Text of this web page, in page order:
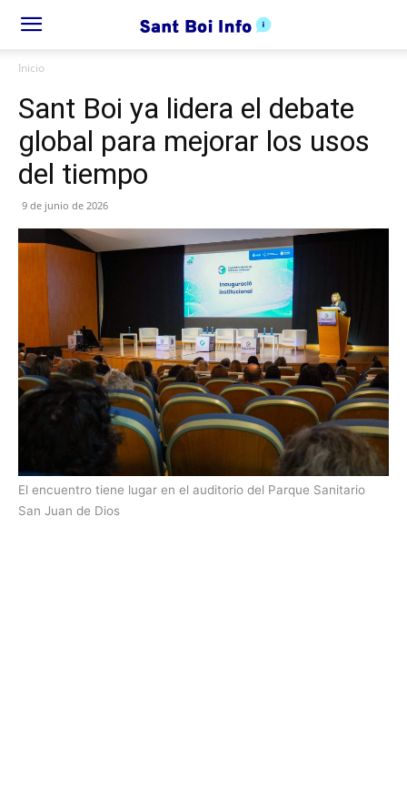
Inicio
Sant Boi ya lidera el debate
global para mejorar los usos
del tiempo
9 de junio de 2026
El encuentro tiene lugar en el auditorio del Parque Sanitario
San Juan de Dios